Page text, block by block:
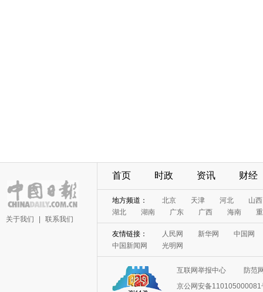
关于我们 联系我们
首页 时政 资讯 财经
地方频道： 北京 天津 河北
山西
湖北
湖南 广东 广西 海南
友情链接： 人民网 新华网
中国网
中国新闻网
光明网
互联网举报中心
防范
京公网安备110105000081